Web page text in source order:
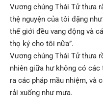
Vương chúng Thái Tử thưa
thệ nguyện của tôi đặng
thế giới đều vang động và
thọ ký cho tôi nữa”.
Vương chúng Thái Tử thưa
nhiên giữa hư không có các
ra các pháp mầu nhiệm,
rải xuống như mưa.